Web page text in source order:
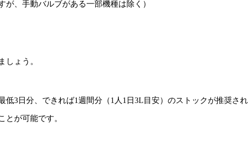
、手動バルブがある一部機種は除く）
しょう。
3日分、できれば1週間分（1人1日3L目安）のストックが推奨され
が可能です。